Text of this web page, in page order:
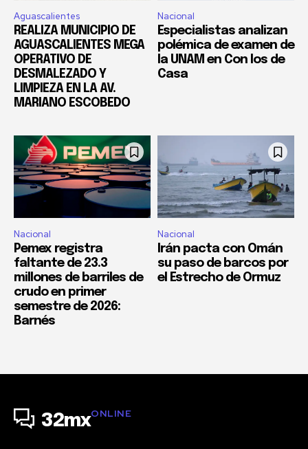
Aguascalientes
REALIZA MUNICIPIO DE
AGUASCALIENTES MEGA
OPERATIVO DE
DESMALEZADO Y
LIMPIEZA EN LA AV.
MARIANO ESCOBEDO
Nacional
Especialistas analizan
polémica de examen de
la UNAM en Con los de
Casa
Nacional
Pemex registra
faltante de 23.3
millones de barriles de
crudo en primer
semestre de 2026:
Barnés
Nacional
Irán pacta con Omán
su paso de barcos por
el Estrecho de Ormuz
32mxONLINE